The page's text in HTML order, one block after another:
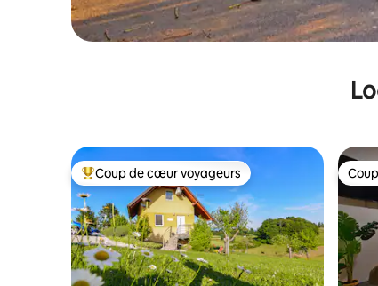
Coups de cœur voyageurs les plus appréciés
Coup de cœur voyageurs